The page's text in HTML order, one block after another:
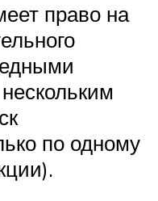
право на
по одному